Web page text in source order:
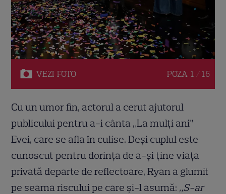
VEZI FOTO POZA 1 / 16
Cu un umor fin, actorul a cerut ajutorul
publicului pentru a-i cânta „La mulți ani”
Evei, care se afla în culise. Deși cuplul este
cunoscut pentru dorința de a-și ține viața
privată departe de reflectoare, Ryan a glumit
pe seama riscului pe care și-l asumă: „S-ar